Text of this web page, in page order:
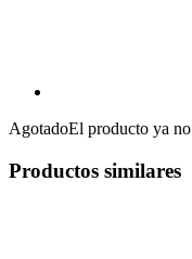
AgotadoEl producto ya
Productos similares